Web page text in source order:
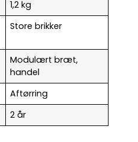
1,2 kg
Store brikker
Modulært bræt,
handel
Aftørring
2 år